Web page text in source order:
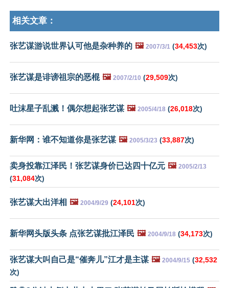
相关文章：
张艺谋游说世界认可他是杂种养的 🖼️ 2007/3/1 (34,453次)
张艺谋是诽谤祖宗的恶棍 🖼️ 2007/2/10 (29,509次)
吐沫星子乱溅！偶尔想起张艺谋 🖼️ 2005/4/18 (26,018次)
新华网：谁不知道你是张艺谋 🖼️ 2005/3/23 (33,887次)
卖身投靠江泽民！张艺谋身价已达四十亿元 🖼️ 2005/2/13
(31,084次)
张艺谋大出洋相 🖼️ 2004/9/29 (24,101次)
新华网头版头条 点张艺谋批江泽民 🖼️ 2004/9/18 (34,173次)
张艺谋大叫自己是“催奔儿”江才是主谋 🖼️ 2004/9/15 (32,532
次)